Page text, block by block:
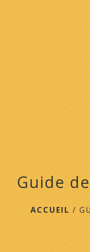
Guide
ACCUEIL/